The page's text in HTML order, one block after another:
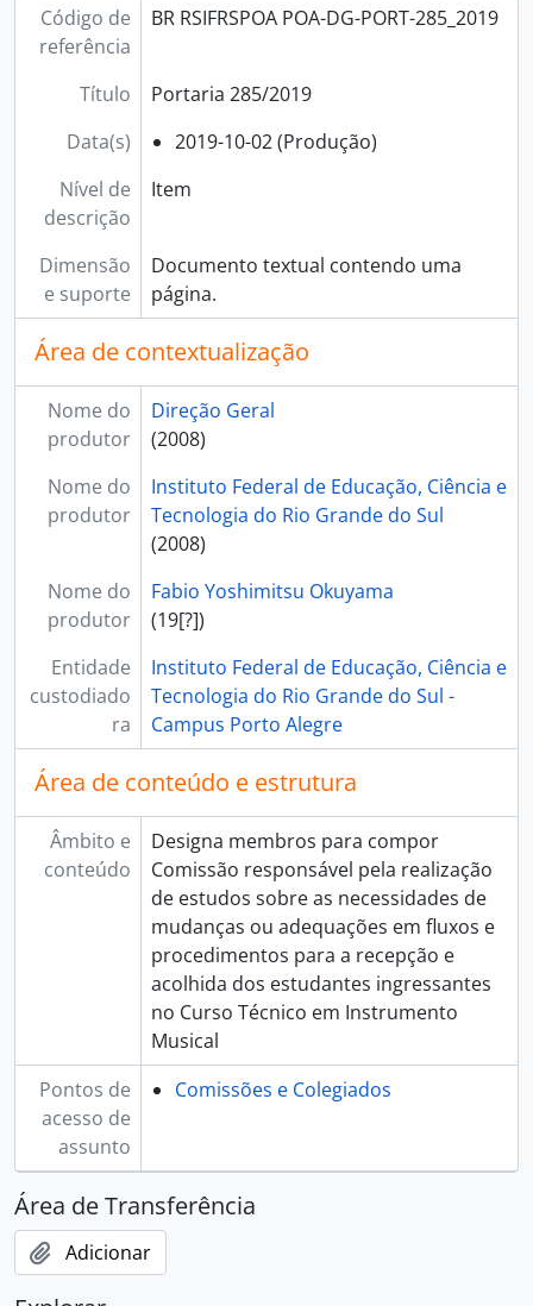
Código de
referência
BR RSIFRSPOA POA-DG-PORT-285_2019
Título
Portaria 285/2019
Data(s)
2019-10-02 (Produção)
Nível de
descrição
Item
Dimensão
e suporte
Documento textual contendo uma
página.
Área de contextualização
Nome do
produtor
Direção Geral
(2008)
Nome do
produtor
Instituto Federal de Educação, Ciência e
Tecnologia do Rio Grande do Sul
(2008)
Nome do
produtor
Fabio Yoshimitsu Okuyama
(19[?])
Entidade
custodiado
ra
Instituto Federal de Educação, Ciência e
Tecnologia do Rio Grande do Sul -
Campus Porto Alegre
Área de conteúdo e estrutura
Âmbito e
conteúdo
Designa membros para compor
Comissão responsável pela realização
de estudos sobre as necessidades de
mudanças ou adequações em fluxos e
procedimentos para a recepção e
acolhida dos estudantes ingressantes
no Curso Técnico em Instrumento
Musical
Pontos de
acesso de
assunto
Comissões e Colegiados
Área de Transferência
Adicionar